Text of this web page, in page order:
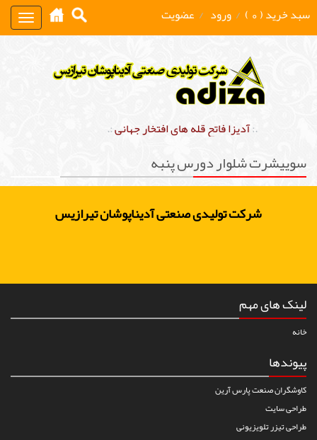
سبد خرید ( 0 ) / ورود / عضویت
.:آدیزا فاتح قله های افتخار جهانی:.
سوییشرت شلوار دورس پنبه
شرکت تولیدی صنعتی آدیناپوشان تیرازیس
لینک های مهم
خانه
پیوندها
کاوشگران صنعت پارس آرین
طراحی سایت
طراحی تیزر تلویزیونی